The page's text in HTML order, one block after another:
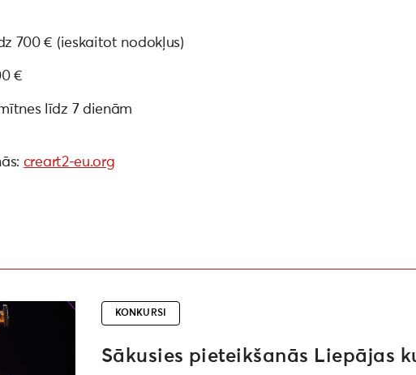
700 € (ieskaitot nodokļus)
€
līdz 7 dienām
creart2-eu.org
KONKURSI
Sākusies pieteikšanās Liepājas